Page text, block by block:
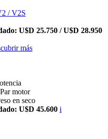
/ V2S
U$D 25.750 / U$D 28.950
más
Par motor
en seco
U$D 45.600 i